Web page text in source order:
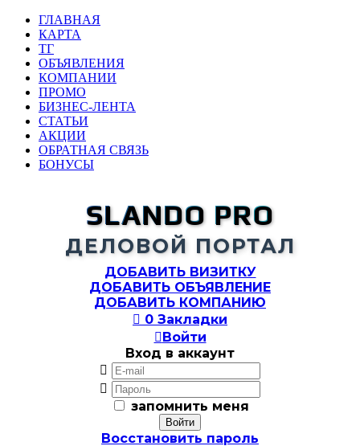
ГЛАВНАЯ
КАРТА
ТГ
ОБЪЯВЛЕНИЯ
КОМПАНИИ
ПРОМО
БИЗНЕС-ЛЕНТА
СТАТЬИ
АКЦИИ
ОБРАТНАЯ СВЯЗЬ
БОНУСЫ
SLANDO PRO
ДЕЛОВОЙ ПОРТАЛ
ДОБАВИТЬ ВИЗИТКУ
ДОБАВИТЬ ОБЪЯВЛЕНИЕ
ДОБАВИТЬ КОМПАНИЮ
 0 Закладки
Войти
Вход в аккаунт


запомнить меня
Восстановить пароль